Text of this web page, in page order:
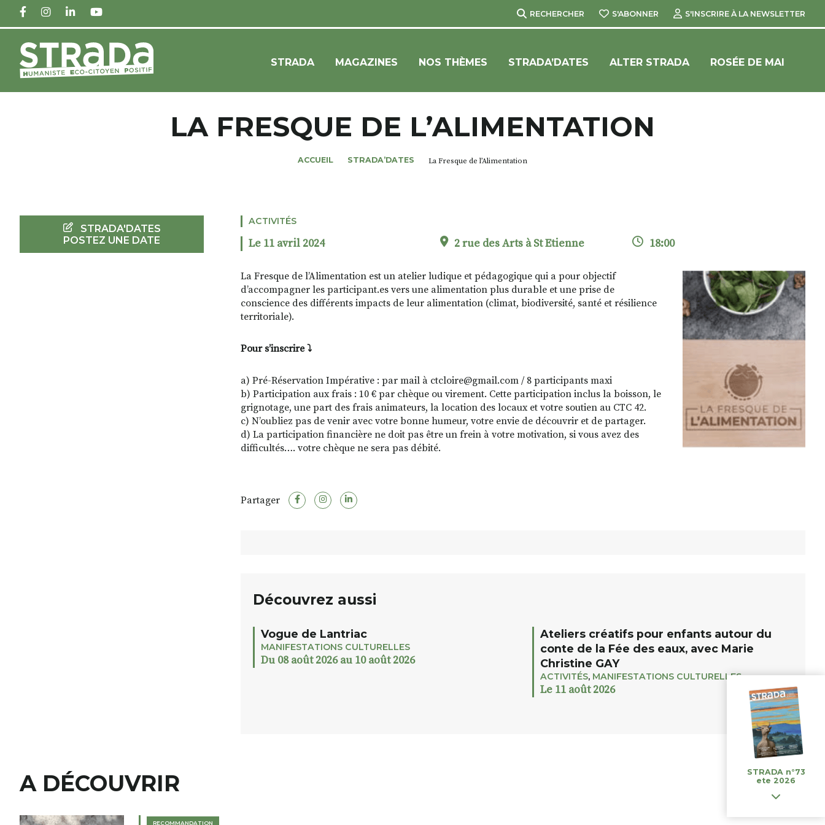
FACEBOOKINSTAGRAM
LINKEDINYOUTUBE RECHERCHER S'ABONNER S'INSCRIRE À LA NEWSLETTER
STRADA MAGAZINES NOS THÈMES STRADA’DATES ALTER STRADA ROSÉE DE MAI
LA FRESQUE DE L’ALIMENTATION
ACCUEIL STRADA’DATES La Fresque de l’Alimentation
ACTIVITÉS
Le 11 avril 2024 2 rue des Arts à St Etienne 18:00
La Fresque de l’Alimentation est un atelier ludique et pédagogique qui a pour objectif
d’accompagner les participant.es vers une alimentation plus durable et une prise de
conscience des différents impacts de leur alimentation (climat, biodiversité, santé et résilience
territoriale).
Pour s’inscrire ⤵️
a) Pré-Réservation Impérative : par mail à ctcloire@gmail.com / 8 participants maxi
b) Participation aux frais : 10 € par chèque ou virement. Cette participation inclus la boisson, le
grignotage, une part des frais animateurs, la location des locaux et votre soutien au CTC 42.
c) N’oubliez pas de venir avec votre bonne humeur, votre envie de découvrir et de partager.
d) La participation financière ne doit pas être un frein à votre motivation, si vous avez des
difficultés…. votre chèque ne sera pas débité.
Partager
Découvrez aussi
Vogue de Lantriac
MANIFESTATIONS CULTURELLES
Du 08 août 2026 au 10 août 2026
Ateliers créatifs pour enfants autour du
conte de la Fée des eaux, avec Marie
Christine GAY
ACTIVITÉS, MANIFESTATIONS CULTURELLES
Le 11 août 2026
STRADA'DATES
POSTEZ UNE DATE
A DÉCOUVRIR
RECOMMANDATION
STRADA n°73
ete 2026